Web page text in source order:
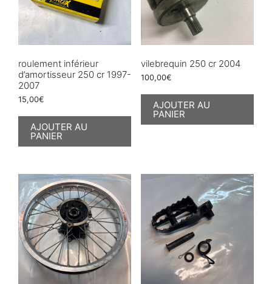
roulement inférieur
d’amortisseur 250 cr 1997-
2007
15,00€
AJOUTER AU
PANIER
vilebrequin 250 cr 2004
100,00€
AJOUTER AU
PANIER